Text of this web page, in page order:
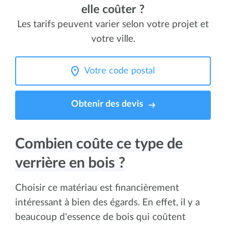
elle coûter ?
Les tarifs peuvent varier selon votre projet et
votre ville.
Obtenir des devis
Combien coûte ce type de
verrière en bois ?
Choisir ce matériau est financièrement
intéressant à bien des égards. En effet, il y a
beaucoup d'essence de bois qui coûtent